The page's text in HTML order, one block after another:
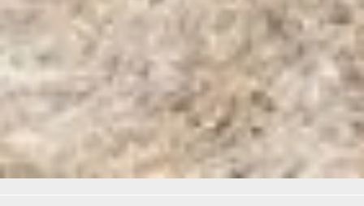
Фото автора
Читайте нас в соцсетях:
ВКонтакте
Одноклассники,
Телеграмили
Яндекс.Дзен
иМАКС
Как вам материал?
Удивило
Грустно
Злость